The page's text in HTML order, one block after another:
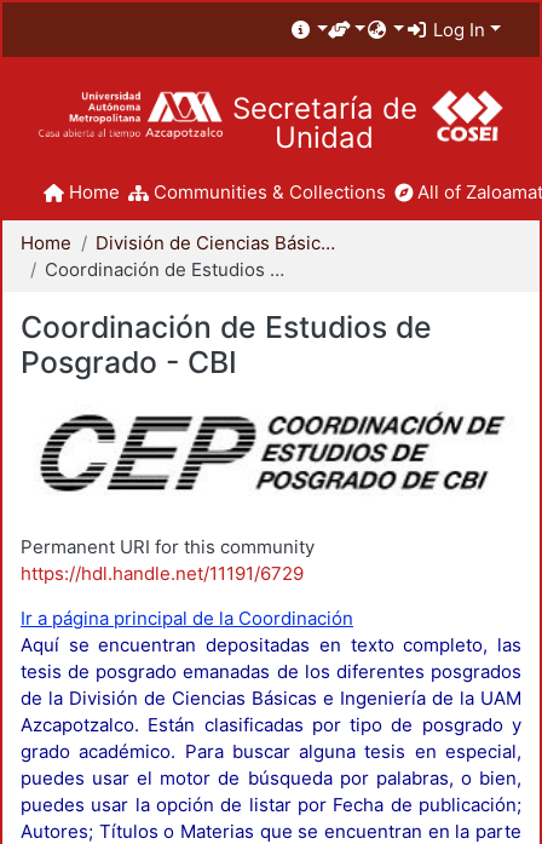
Log In
Secretaría de
Unidad
Home Communities & Collections All of
Home
División de Ciencias Básicas e Ingeniería
Coordinación de Estudios de Posgrado - CBI
Coordinación de Estudios de
Posgrado - CBI
Permanent URI for this community
https://hdl.handle.net/11191/6729
Ir a página principal de la Coordinación
Aquí se encuentran depositadas en texto completo, las
tesis de posgrado emanadas de los diferentes posgrados
de la División de Ciencias Básicas e Ingeniería de la UAM
Azcapotzalco. Están clasificadas por tipo de posgrado y
grado académico. Para buscar alguna tesis en especial,
puedes usar el motor de búsqueda por palabras, o bien,
puedes usar la opción de listar por Fecha de publicación;
Autores; Títulos o Materias que se encuentran en la parte